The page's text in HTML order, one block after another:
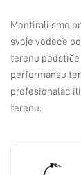
Montirali smo
svoje vodeće
terenu podstiče
performansu
profesionalac
terenu.